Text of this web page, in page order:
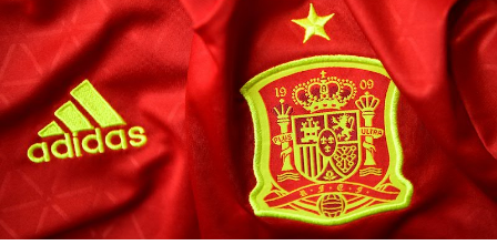
PODCAST
NEWSLETTER
I MIEI PREFERITI